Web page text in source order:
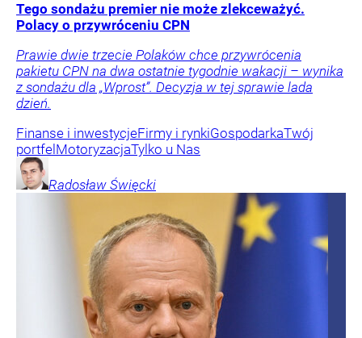
Tego sondażu premier nie może zlekceważyć.
Polacy o przywróceniu CPN
Prawie dwie trzecie Polaków chce przywrócenia
pakietu CPN na dwa ostatnie tygodnie wakacji – wynika
z sondażu dla „Wprost”. Decyzja w tej sprawie lada
dzień.
Finanse i inwestycjeFirmy i rynkiGospodarkaTwój
portfel MotoryzacjaTylko u Nas
Radosław Święcki